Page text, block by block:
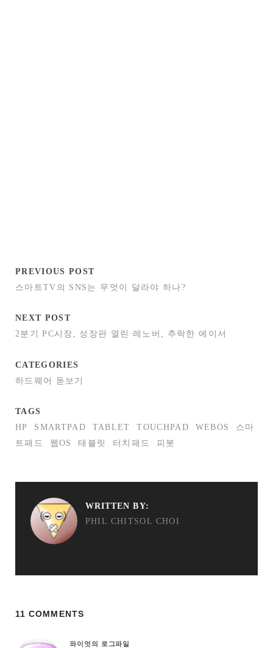
PREVIOUS POST
스마트TV의 SNS는 무엇이 달라야 하나?
NEXT POST
2분기 PC시장, 성장판 열린 레노버, 추락한 에이서
CATEGORIES
하드웨어 돋보기
TAGS
HP
SMARTPAD TABLET TOUCHPAD WEBOS
스마
트패드
웹OS 태블릿 터치패드 피봇
WRITTEN BY:
PHIL CHITSOL CHOI
11 COMMENTS
와이엇의 로그파일